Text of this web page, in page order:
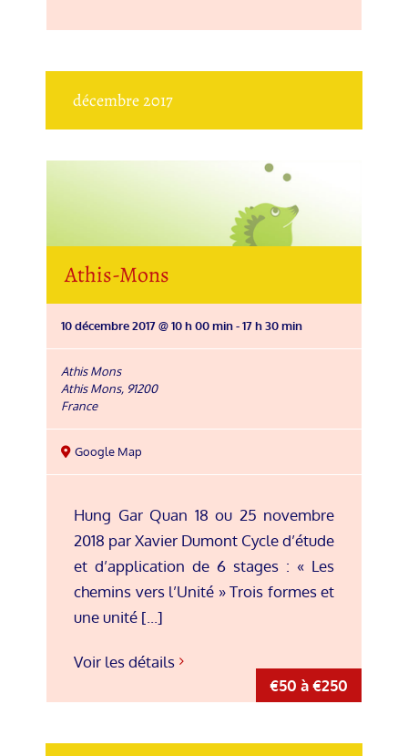
décembre 2017
€50 à €250
Athis-Mons
10 décembre 2017 @ 10 h 00 min-17 h 30 min
Athis Mons
Athis Mons, 91200
France
Google Map
Hung Gar Quan 18 ou 25 novembre
2018 par Xavier Dumont Cycle d’étude
et d’application de 6 stages : « Les
chemins vers l’Unité » Trois formes et
une unité [...]
Voir les détails